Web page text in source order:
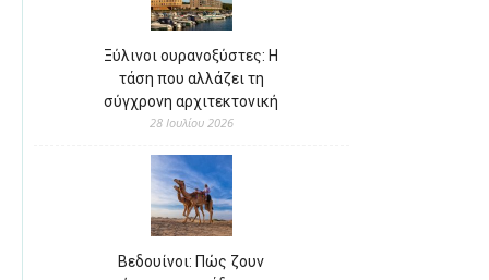
Ξύλινοι ουρανοξύστες: Η
τάση που αλλάζει τη
σύγχρονη αρχιτεκτονική
28 Ιουλίου 2026
Βεδουίνοι: Πώς ζουν